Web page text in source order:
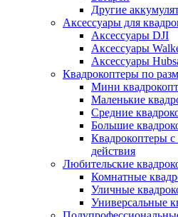
Другие
Аксессуары для
Аксессуары DJI
Аксессуары
Аксессуары
Квадрокоптеры по
Мини
Маленькие
Средние
Большие
Квадрокоптеры
действия
Любительские
Комнатные
Уличные
Универсальные